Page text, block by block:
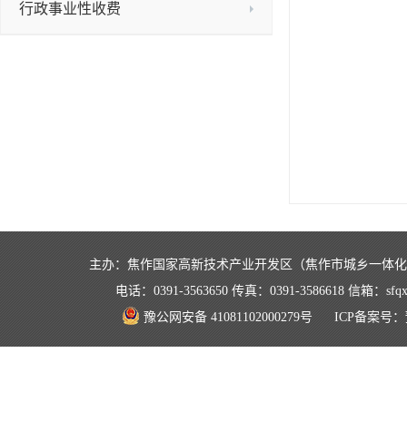
行政事业性收费
主办：焦作国家高新技术产业开发区（焦作市城乡一
电话：0391-3563650 传真：0391-3586618 信箱：
豫公网安备 41081102000279号
ICP备案号：